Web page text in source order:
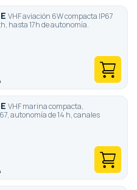
VHF aviación 6W compacta IP67
hasta 17h de autonomía.
VHF marina compacta,
autonomía de 14 h, canales